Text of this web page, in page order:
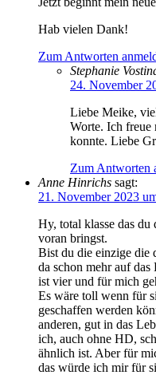
Hab vielen Dank!
Zum Antworten
Stephanie
24. November
Liebe Meike,
Worte. Ich freue
konnte. Liebe
Zum Antworten
Anne Hinrichs sagt:
21. November 2023
Hy, total klasse das du
voran bringst.
Bist du die einzige die
da schon mehr auf
ist vier und für mich
Es wäre toll wenn für
geschaffen werden
anderen, gut in das
ich, auch ohne HD,
ähnlich ist. Aber für
das würde ich mir für